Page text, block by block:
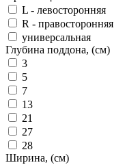
L - левосторонняя
R - правосторонняя
универсальная
Глубина поддона, (см)
3
5
7
13
21
27
28
Ширина, (см)